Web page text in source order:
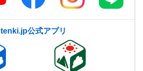
tenki.jp公式アプリ